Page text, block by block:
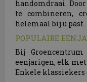
handomdraai.
te combineren,
helemaal bij u past.
POPULAIRE
Bij
eenjarigen, elk
Enkele klassiekers